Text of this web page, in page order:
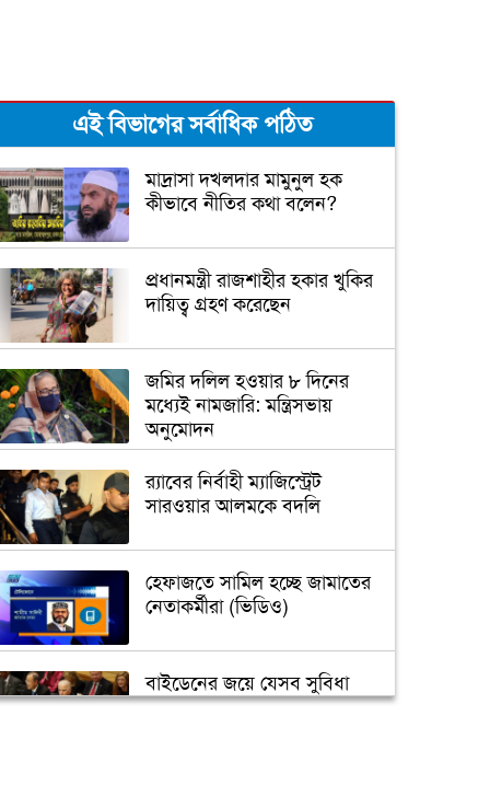
এই বিভাগের সর্বাধিক পঠিত
মাদ্রাসা দখলদার মামুনুল হক
কীভাবে নীতির কথা বলেন?
প্রধানমন্ত্রী রাজশাহীর হকার খুকির
দায়িত্ব গ্রহণ করেছেন
জমির দলিল হওয়ার ৮ দিনের
মধ্যেই নামজারি: মন্ত্রিসভায়
অনুমোদন
র‌্যাবের নির্বাহী ম্যাজিস্ট্রেট
সারওয়ার আলমকে বদলি
হেফাজতে সামিল হচ্ছে জামাতের
নেতাকর্মীরা (ভিডিও)
বাইডেনের জয়ে যেসব সুবিধা
পাবে বাংলাদেশ